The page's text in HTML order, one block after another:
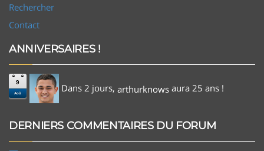
Rechercher
Contact
ANNIVERSAIRES !
9
Aoû Dans 2 jours, arthurknows aura 25 ans !
DERNIERS COMMENTAIRES DU FORUM